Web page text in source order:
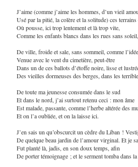
J’aime (comme j’aime les hommes, d’un vieil
Usé par la pitié, la colère et la solitude) ces terrains
Où pousse, ici trop lentement et là trop vite,
Comme les enfants blancs dans les rues sans
De ville, froide et sale, sans sommeil, comme
Venue avec le vent du cimetière, peut-être
Dans un de ces ballots d’étoffe noire, lisse et
Des vieilles dormeuses des berges, dans les
De toute ma jeunesse consumée dans le sud
Et dans le nord, j’ai surtout retenu ceci : mon âme
Est malade, passante, comme l’herbe altérée des
Et on l’a oubliée, et on la laisse ici.
J’en sais un qu’obscurcit un cèdre du Liban !
De quelque beau jardin de l’amour virginal. Et je
Fut planté là, jadis, en son doux temps, afin
De porter témoignage ; et le serment tomba dans